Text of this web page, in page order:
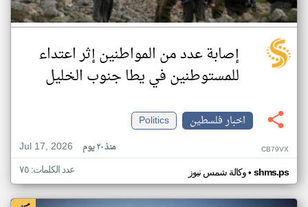
إصابة عدد من المواطنين إثر اعتداء
للمستوطنين في يطا جنوب الخليل
اخبار فلسطين
Politics
Jul 17, 2026
منذ ٢٠ يوم CB79VX
وكالة شمس نيوز• shms.ps عدد الكلمات: ٧٥